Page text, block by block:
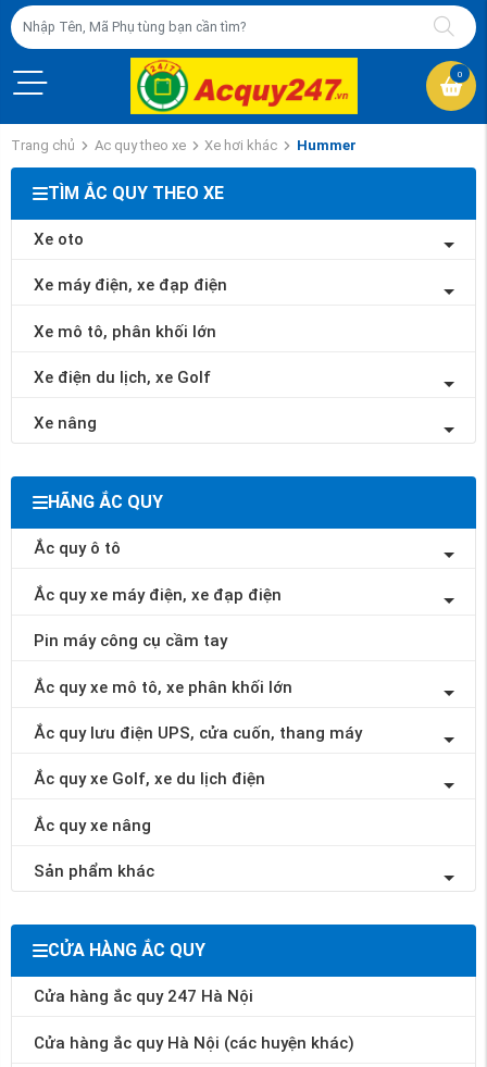
0
Trang chủ Ac quy theo xe Xe hơi khác Hummer
TÌM ẮC QUY THEO XE
Xe oto
Xe máy điện, xe đạp điện
Xe mô tô, phân khối lớn
Xe điện du lịch, xe Golf
Xe nâng
HÃNG ẮC QUY
Ắc quy ô tô
Ắc quy xe máy điện, xe đạp điện
Pin máy công cụ cầm tay
Ắc quy xe mô tô, xe phân khối lớn
Ắc quy lưu điện UPS, cửa cuốn, thang máy
Ắc quy xe Golf, xe du lịch điện
Ắc quy xe nâng
Sản phẩm khác
CỬA HÀNG ẮC QUY
Cửa hàng ắc quy 247 Hà Nội
Cửa hàng ắc quy Hà Nội (các huyện khác)